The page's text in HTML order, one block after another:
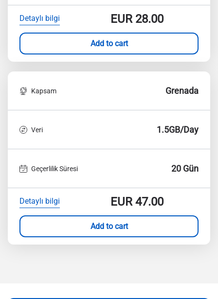
Detaylı bilgi EUR28.00
Add to cart
Kapsam Grenada
Veri 1.5GB/Day
Geçerlilik Süresi 20 Gün
Detaylı bilgi EUR47.00
Add to cart